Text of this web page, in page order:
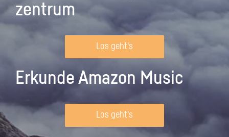
zentrum
Los geht's
Erkunde Amazon Music
Los geht's